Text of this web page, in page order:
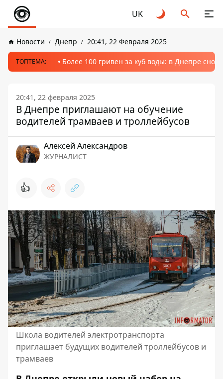
UK
Новости Днепр 20:41, 22 Февраля 2025
ТОПТЕМА: Более 100 гривен за куб воды: в Днепре
20:41, 22 февраля 2025
В Днепре приглашают на обучение
водителей трамваев и троллейбусов
Алексей Александров
ЖУРНАЛИСТ
👍
Школа водителей электротранспорта
приглашает будущих водителей троллейбусов и
трамваев